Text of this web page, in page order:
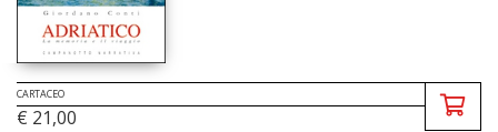
CARTACEO
€ 21,00